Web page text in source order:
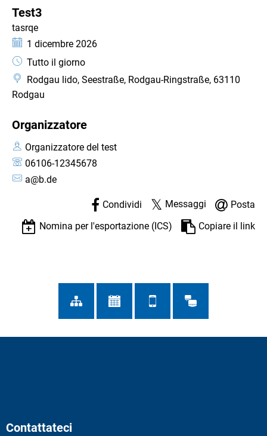
Test3
tasrqe
Data:
1 dicembre 2026
Orario:
Tutto il giorno
Rodgau lido, Seestraße, Rodgau-Ringstraße, 63110
Rodgau
Organizzatore
Organizzatore del test
06106-12345678
a@b.de
Condividi Messaggi
Posta
Nomina per l'esportazione (ICS)
Copiare il link
Contattateci